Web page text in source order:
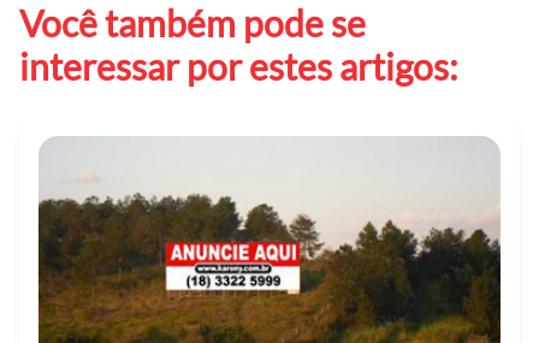
Você também pode se
interessar por estes artigos: